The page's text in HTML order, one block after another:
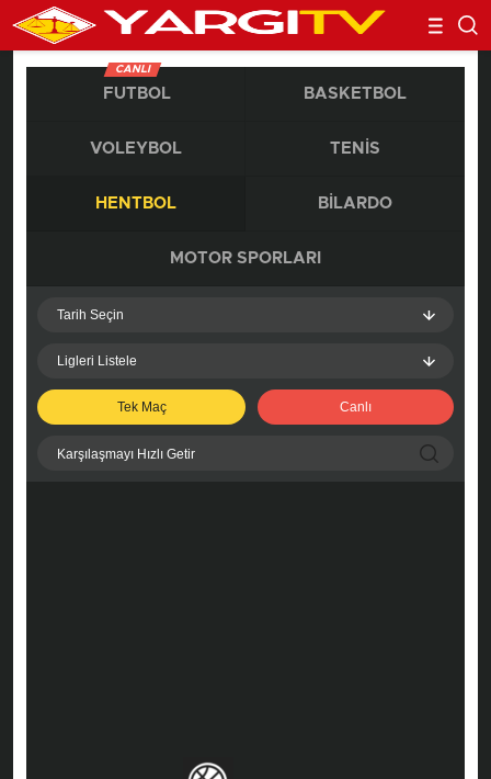
CANLI
FUTBOL BASKETBOL
VOLEYBOL TENIS
HENTBOL BILARDO
MOTOR SPORLARI
Tarih Seçin
Ligleri Listele
Tek Maç Canlı